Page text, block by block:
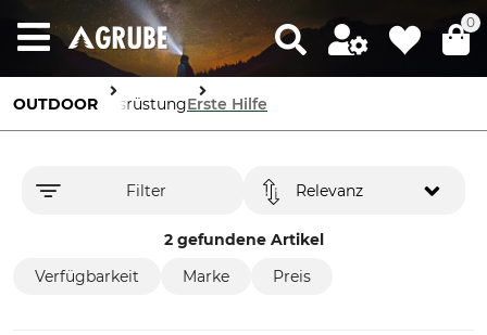
0
OUTDOOR AusrüstungErste Hilfe
Filter
2 gefundene Artikel
Relevanz
Verfügbarkeit Marke Preis